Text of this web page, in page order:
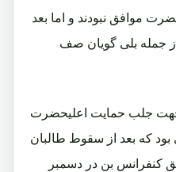
موافق نبودند و اما بعد
جمله بلی گویان صف
جهت جلب حمایت اعلیحضرت
که بعد از سقوط طالبان
کنفرانس بن در دسمبر